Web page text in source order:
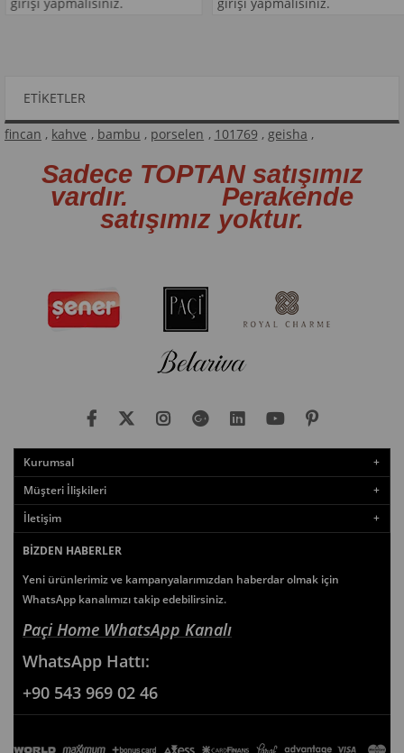
ETIKETLER
fincan , kahve , bambu , porselen , 101769 , geisha ,
Sadece TOPTAN satışımız
vardır. Perakende
satışımız yoktur.
Kurumsal
Müşteri İlişkileri
İletişim
BIZDEN HABERLER
Yeni ürünlerimiz ve kampanyalarımızdan haberdar olmak için
WhatsApp kanalımızı takip edebilirsiniz.
Paçi Home WhatsApp Kanalı
WhatsApp Hattı:
+90 543 969 02 46